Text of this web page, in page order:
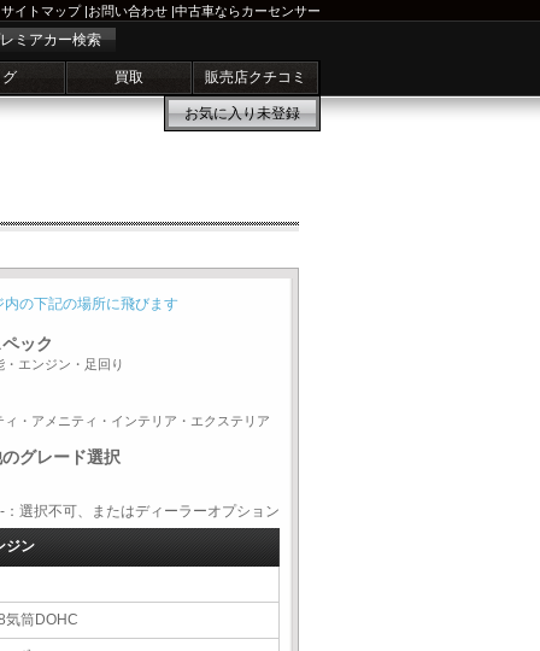
サイトマップ|お問い合わせ |中古車ならカーセンサー
ミアカー検索
買取 販売店クチコミ
お気に入り未登録
内の下記の場所に飛びます
ック
・エンジン・足回り
ィ・アメニティ・インテリア・エクステリア
グレード選択
択不可、またはディーラーオプション
ジン
気筒DOHC